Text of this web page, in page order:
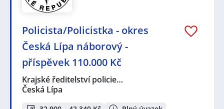
Policista/Policistka - okres
Česká Lípa náborový -
příspěvek 110.000 Kč
Krajské ředitelství policie…
Česká Lípa